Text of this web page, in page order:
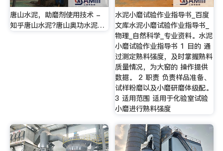
唐山水泥，助磨剂使用技术 -
知乎唐山水泥?唐山奥功水泥…
水泥小磨试验作业指导书_百度
文库水泥小磨试验作业指导书_
物理_自然科学_专业资料。水泥
小磨试验作业指导书 1 目的 通
过测定熟料强度，及时掌握熟料
质量情况，为大窑的 操作提供
数据。 2 职责 负责样品准备、
试样粉磨以及小磨研磨体级配。
3 适用范围 适用于化验室试验
小磨进行熟料强度